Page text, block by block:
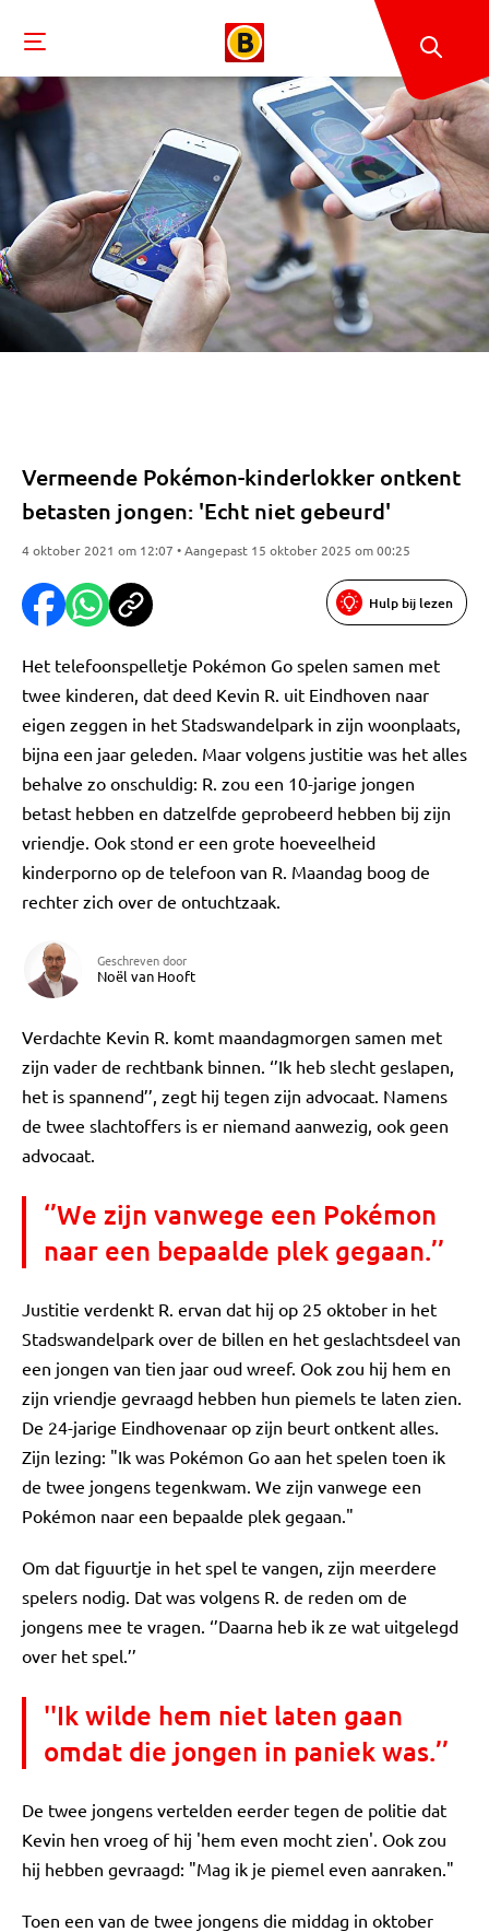
Vermeende Pokémon-kinderlokker ontkent
betasten jongen: 'Echt niet gebeurd'
4 oktober 2021 om 12:07 • Aangepast 15 oktober 2025 om 00:25
Hulp bij lezen
Het telefoonspelletje Pokémon Go spelen samen met
twee kinderen, dat deed Kevin R. uit Eindhoven naar
eigen zeggen in het Stadswandelpark in zijn woonplaats,
bijna een jaar geleden. Maar volgens justitie was het alles
behalve zo onschuldig: R. zou een 10-jarige jongen
betast hebben en datzelfde geprobeerd hebben bij zijn
vriendje. Ook stond er een grote hoeveelheid
kinderporno op de telefoon van R. Maandag boog de
rechter zich over de ontuchtzaak.
Geschreven door
Noël van Hooft
Verdachte Kevin R. komt maandagmorgen samen met
zijn vader de rechtbank binnen. ‘’Ik heb slecht geslapen,
het is spannend’’, zegt hij tegen zijn advocaat. Namens
de twee slachtoffers is er niemand aanwezig, ook geen
advocaat.
‘’We zijn vanwege een Pokémon
naar een bepaalde plek gegaan.’’
Justitie verdenkt R. ervan dat hij op 25 oktober in het
Stadswandelpark over de billen en het geslachtsdeel van
een jongen van tien jaar oud wreef. Ook zou hij hem en
zijn vriendje gevraagd hebben hun piemels te laten zien.
De 24-jarige Eindhovenaar op zijn beurt ontkent alles.
Zijn lezing: "Ik was Pokémon Go aan het spelen toen ik
de twee jongens tegenkwam. We zijn vanwege een
Pokémon naar een bepaalde plek gegaan."
Om dat figuurtje in het spel te vangen, zijn meerdere
spelers nodig. Dat was volgens R. de reden om de
jongens mee te vragen. ‘’Daarna heb ik ze wat uitgelegd
over het spel.’’
''Ik wilde hem niet laten gaan
omdat die jongen in paniek was.’’
De twee jongens vertelden eerder tegen de politie dat
Kevin hen vroeg of hij 'hem even mocht zien'. Ook zou
hij hebben gevraagd: "Mag ik je piemel even aanraken."
Toen een van de twee jongens die middag in oktober